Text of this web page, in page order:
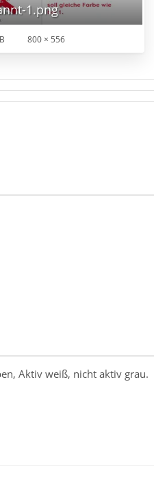
1.png
800 × 556
Aktiv weiß, nicht aktiv grau.